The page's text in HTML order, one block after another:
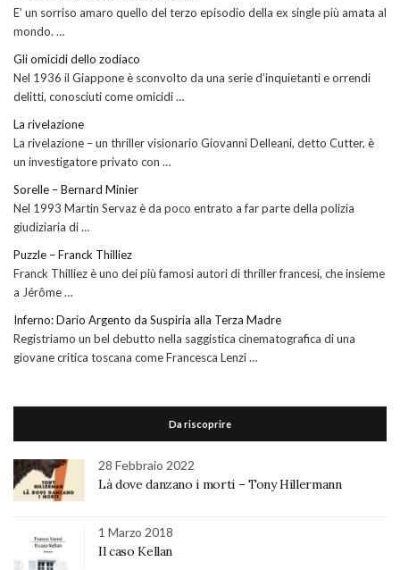
E’ un sorriso amaro quello del terzo episodio della ex single più amata al
mondo. …
Gli omicidi dello zodiaco
Nel 1936 il Giappone è sconvolto da una serie d’inquietanti e orrendi
delitti, conosciuti come omicidi …
La rivelazione
La rivelazione – un thriller visionario Giovanni Delleani, detto Cutter, è
un investigatore privato con …
Sorelle – Bernard Minier
Nel 1993 Martin Servaz è da poco entrato a far parte della polizia
giudiziaria di …
Puzzle – Franck Thilliez
Franck Thilliez è uno dei più famosi autori di thriller francesi, che insieme
a Jérôme …
Inferno: Dario Argento da Suspiria alla Terza Madre
Registriamo un bel debutto nella saggistica cinematografica di una
giovane critica toscana come Francesca Lenzi …
Da riscoprire
28 Febbraio 2022
Là dove danzano i morti – Tony Hillermann
1 Marzo 2018
Il caso Kellan